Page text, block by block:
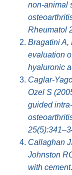
non-animal
Rheumatol
Bragatini A,
evaluation
hyaluronic
Caglar-
Ozel S
guided
Callaghan
Johnston
with